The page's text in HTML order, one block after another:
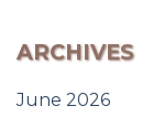
ARCHIVES
June 2026